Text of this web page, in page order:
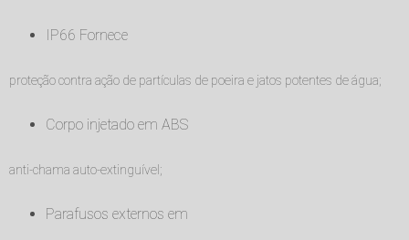
IP66 Fornece
proteção contra ação de partículas de poeira e jatos potentes de água;
Corpo injetado em ABS
anti-chama auto-extinguível;
Parafusos externos em